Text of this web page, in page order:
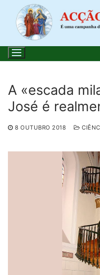
para
conteúdo
Pesquisar
por:
Quem somos nós
A «escada
José é
8 OUTUBRO 2018